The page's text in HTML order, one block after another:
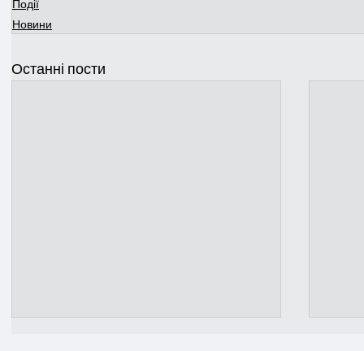
Події
Новини
Останні пости